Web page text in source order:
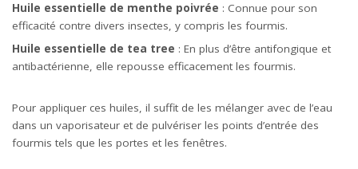
Huile essentielle de menthe poivrée : Connue pour son
efficacité contre divers insectes, y compris les fourmis.
Huile essentielle de tea tree : En plus d’être antifongique et
antibactérienne, elle repousse efficacement les fourmis.
Pour appliquer ces huiles, il suffit de les mélanger avec de l’eau
dans un vaporisateur et de pulvériser les points d’entrée des
fourmis tels que les portes et les fenêtres.